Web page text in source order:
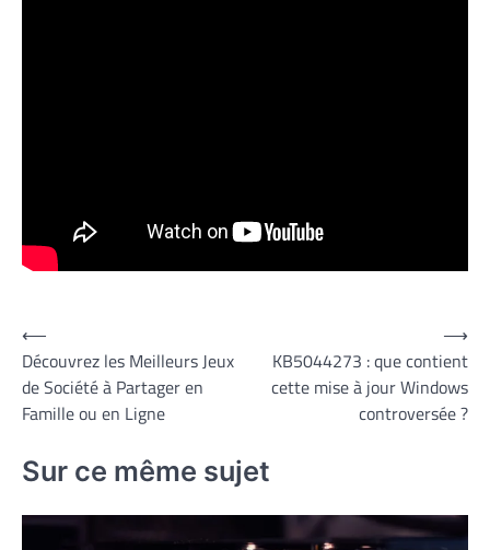
Navigation
de
l’article
⟵
Découvrez les Meilleurs Jeux
de Société à Partager en
Famille ou en Ligne
KB5044273 : que contient
cette mise à jour Windows
controversée ?
⟶
Sur ce même sujet